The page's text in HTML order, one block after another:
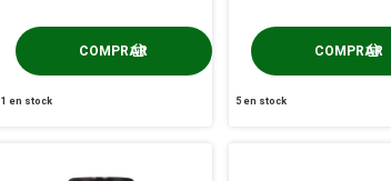
1 en stock 5 en stock